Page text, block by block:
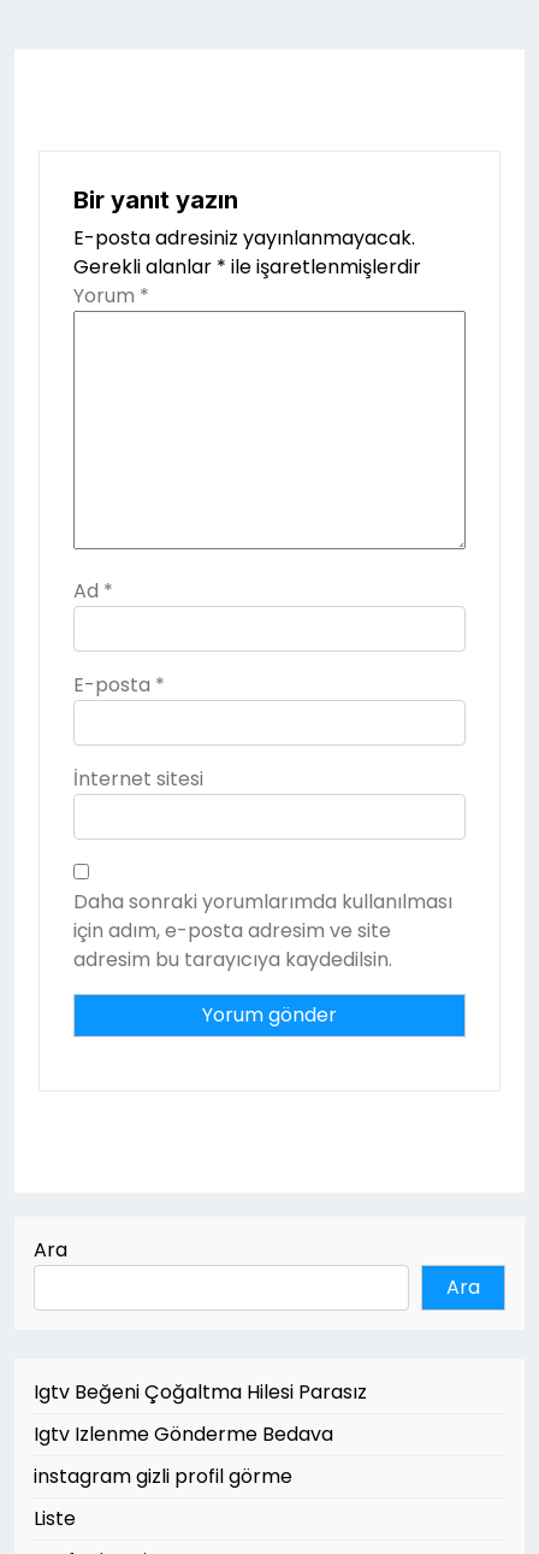
Bir yanıt yazın
E-posta adresiniz yayınlanmayacak.
Gerekli alanlar * ile işaretlenmişlerdir
Yorum *
Ad *
E-posta *
İnternet sitesi
Daha sonraki yorumlarımda kullanılması
için adım, e-posta adresim ve site
adresim bu tarayıcıya kaydedilsin.
Ara
Ara
Igtv Beğeni Çoğaltma Hilesi Parasız
Igtv Izlenme Gönderme Bedava
instagram gizli profil görme
Liste